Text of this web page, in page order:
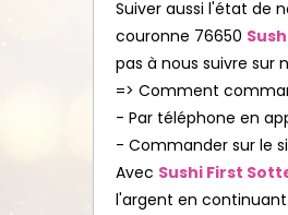
Suiver aussi l'état de
couronne 76650
pas à nous suivre sur
=> Comment
- Par téléphone en
- Commander sur le
Avec Sushi First
l'argent en